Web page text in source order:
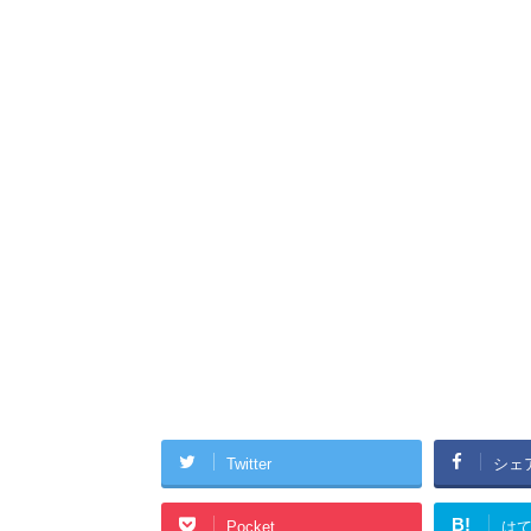
Twitter シェ
Pocket B! は